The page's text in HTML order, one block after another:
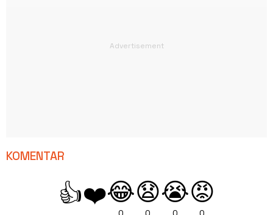
KOMENTAR
👍❤️😂😧😭😡